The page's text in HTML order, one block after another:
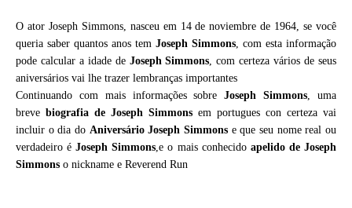
O ator Joseph Simmons, nasceu em 14 de noviembre de 1964, se você
queria saber quantos anos tem Joseph Simmons, com esta informação
pode calcular a idade de Joseph Simmons, com certeza vários de seus
aniversários vai lhe trazer lembranças importantes
Continuando com mais informações sobreJoseph Simmons, uma
breve biografia de Joseph Simmons em portugues con certeza vai
incluir o dia do Aniversário Joseph Simmons e que seu nome real ou
verdadeiro éJoseph Simmons,e o mais conhecido apelido de Joseph
Simmons o nickname e Reverend Run